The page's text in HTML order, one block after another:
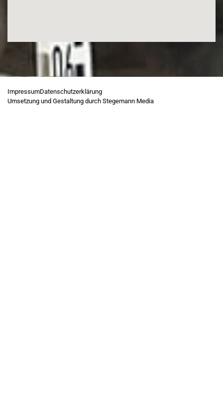
ImpressumDatenschutzerklärung
Umsetzung und Gestaltung durch Stegemann Media